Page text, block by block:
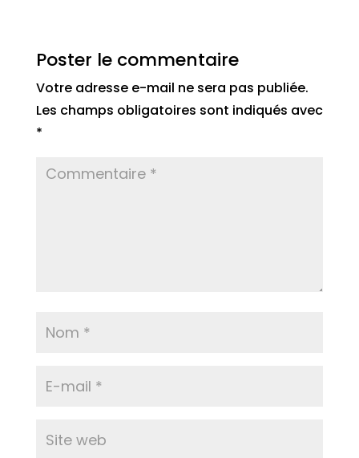
Poster le commentaire
Votre adresse e-mail ne sera pas publiée.
Les champs obligatoires sont indiqués avec
*